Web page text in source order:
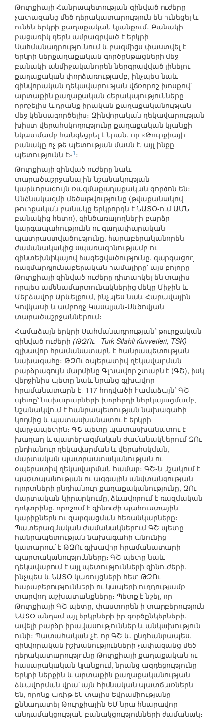
Թուրքիայի Հանրապետության զինված ուժերը
չափազանց մեծ դերակատարություն են ունեցել և
ունեն երկրի քաղաքական կյանքում։ Բանակի
բացառիկ դերն ամրագրված է երկրի
Սահմանադրությունում և բազմիցս փաստվել է
երկրի ներքաղաքական գործընթացների մեջ
բանակի անմիջականորեն ներգրավված լինելու
քաղաքական փորձառությամբ, ինչպես նաև
զինվորական ղեկավարության վճռորոշ խոսքով՝
արտաքին քաղաքական գերակայությունները
որոշելիս և դրանք իրական քաղաքականության
մեջ կենսագործելիս։ Զինվորական ղեկավարության
խիստ վերահսկողությունը քաղաքական կյանքի
նկատմամբ հանգեցրել է նրան, որ «Թուրքիայի
բանակը ոչ թե պետության մասն է, այլ ինքը
պետությունն է»1 ։
Թուրքիայի զինված ուժերը նաև
տարածաշրջանային նշանակության
կարևորագույն ռազմաքաղաքական գործոն են։
Անձնակազմի մեծաթվությունը (թվաքանակով
թուրքական բանակը երկրորդն է ՆԱՏՕ-ում ԱՄՆ
բանակից հետո), զինծառայողների բարձր
կարգապահությունն ու գաղափարական
պատրաստվածությունը, հարաբերականորեն
ժամանակակից սպառազինությամբ ու
զինտեխնիկայով հագեցվածությունը, զարգացող
ռազմարդյունաբերական համալիրը՝ այս բոլորը
Թուրքիայի զինված ուժերը դիտարկել են տալիս
որպես ամենամարտունակներից մեկը Միջին և
Մերձավոր Արևելքում, ինչպես նաև Հարավային
Կովկասի և ամբողջ Կասպյան-Սևծովյան
տարածաշրջաններում։
Համաձայն երկրի Սահմանադրության՝ թուրքական
զինված ուժերի (ԹԶՈւ - Turk Silahli Kuvvetleri, TSK)
գլխավոր հրամանատարն է հանրապետության
նախագահը։ ԹԶՈւ օպերատիվ ղեկավարման
բարձրագույն մարմինը Գլխավոր շտաբն է (ԳՇ), իսկ
վերջինիս պետը նաև նրանց գլխավոր
հրամանատարն է։ 117 հոդվածի համաձայն՝ ԳՇ
պետը՝ նախարարների խորհրդի ներկայացմամբ,
նշանակվում է հանրապետության նախագահի
կողմից և պատասխանատու է երկրի
վարչապետին։ ԳՇ պետը պատասխանատու է
խաղաղ և պատերազմական ժամանակներում ԶՈւ
ընդհանուր ղեկավարման և վերահսկման,
մարտական պատրաստականության ու
օպերատիվ ղեկավարման համար։ ԳՇ-ն մշակում է
պաշտպանության ու ազգային անվտանգության
ոլորտների ընդհանուր քաղաքականությունը, ԶՈւ
մարտական կիրարկումը, ձևավորում է ռազմական
դոկտրինը, որոշում է զինուժի պահուստային
կարիքներն ու զարգացման հեռանկարները։
Պատերազմական ժամանակներում ԳՇ պետը
հանրապետության նախագահի անունից
կատարում է ԹԶՈւ գլխավոր հրամանատարի
պարտականությունները։ ԳՇ պետը նաև
ղեկավարում է այլ պետությունների զինուժերի,
ինչպես և ՆԱՏՕ կառույցների հետ ԹԶՈւ
հարաբերությունների ու կապերի ուղղությամբ
տարվող աշխատանքները։ Պետք է նշել, որ
Թուրքիայի ԳՇ պետը, փաստորեն ի տարբերություն
ՆԱՏՕ անդամ այլ երկրների իր գործընկերների,
ավելի բարձր իրավասություններ և անկախություն
ունի։ Պատահական չէ, որ ԳՇ և, ընդհանրապես,
զինվորական իշխանությունների չափազանց մեծ
դերակատարությունը Թուրքիայի քաղաքական ու
հասարակական կյանքում, նրանց ազդեցությունը
երկրի ներքին և արտաքին քաղաքականության
ձևավորման վրա՝ այն հիմնական պատճառներն
են, որոնք առիթ են տալիս Եվրամիությանը
քննադատել Թուրքիային ԵՄ նրա հնարավոր
անդամակցության բանակցությունների ժամանակ։